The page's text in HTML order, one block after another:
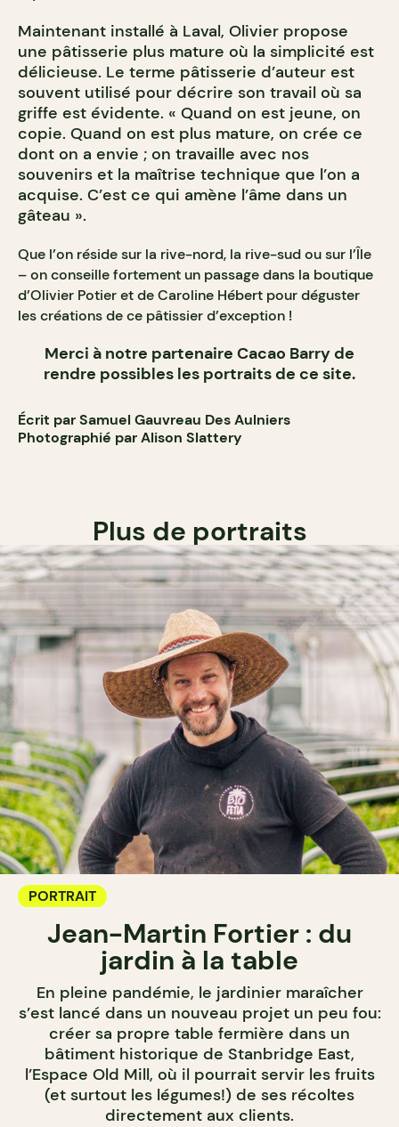
Maintenant installé à Laval, Olivier propose
une pâtisserie plus mature où la simplicité est
délicieuse. Le terme pâtisserie d’auteur est
souvent utilisé pour décrire son travail où sa
griffe est évidente. « Quand on est jeune, on
copie. Quand on est plus mature, on crée ce
dont on a envie ; on travaille avec nos
souvenirs et la maîtrise technique que l’on a
acquise. C’est ce qui amène l’âme dans un
gâteau ».
Que l’on réside sur la rive-nord, la rive-sud ou sur l’Île
– on conseille fortement un passage dans la boutique
d’Olivier Potier et de Caroline Hébert pour déguster
les créations de ce pâtissier d’exception !
Merci à notre partenaire Cacao Barry de
rendre possibles les portraits de ce site.
Écrit par Samuel Gauvreau Des Aulniers
Photographié par Alison Slattery
Plus de portraits
PORTRAIT
Jean-Martin Fortier : du
jardin à la table
En pleine pandémie, le jardinier maraîcher
s’est lancé dans un nouveau projet un peu fou:
créer sa propre table fermière dans un
bâtiment historique de Stanbridge East,
l’Espace Old Mill, où il pourrait servir les fruits
(et surtout les légumes!) de ses récoltes
directement aux clients.